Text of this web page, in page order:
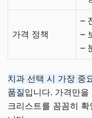
가격 정책
–
–
–
치과 선택 시 가장 중
품질입니다. 가격만
크리스트를 꼼꼼히